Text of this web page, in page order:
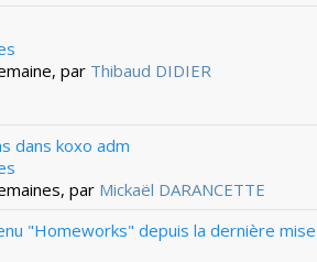
par Thibaud DIDIER
dans koxo adm
par Mickaël DARANCETTE
"Homeworks" depuis la dernière